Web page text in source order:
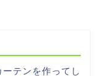
テンを作ってし